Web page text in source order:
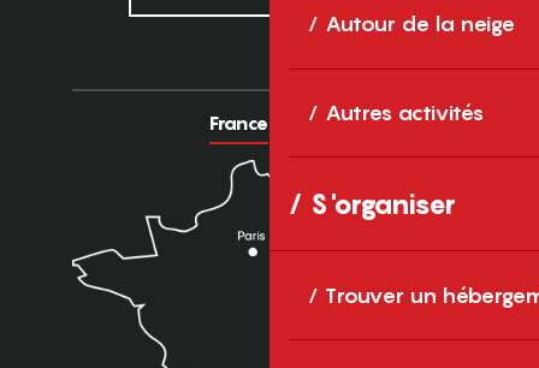
Autour de la neige
Autres activités
S'organiser
Trouver un
France Europe